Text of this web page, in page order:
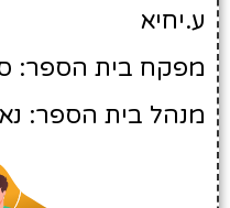
ע.יחיא
מפקח בית הספר:
מנהל בית הספר: